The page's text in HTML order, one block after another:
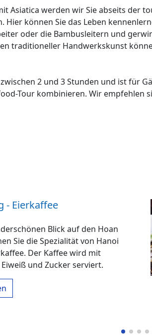
Asiatica werden wir Sie abseits der
können Sie das Leben
oder die Bambusleitern und
traditioneller Handwerkskunst
2 und 3 Stunden und ist für
Tour kombinieren. Wir empfehlen
- Eierkaffee
Blick auf den Hoan
Sie die Spezialität von Hanoi
Der Kaffee wird mit
und Zucker serviert.